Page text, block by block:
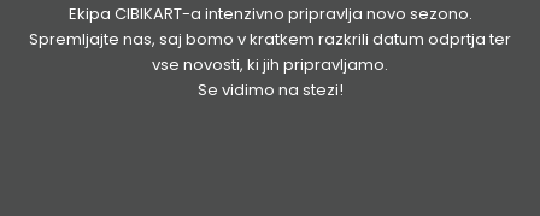
Ekipa CIBIKART-a intenzivno pripravlja novo sezono.
Spremljajte nas, saj bomo v kratkem razkrili datum odprtja ter
vse novosti, ki jih pripravljamo.
Se vidimo na stezi!